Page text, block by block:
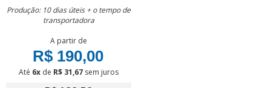
Produção: 10 dias úteis + o tempo de
transportadora
A partir de
R$ 190,00
Até 6xde R$ 31,67sem juros